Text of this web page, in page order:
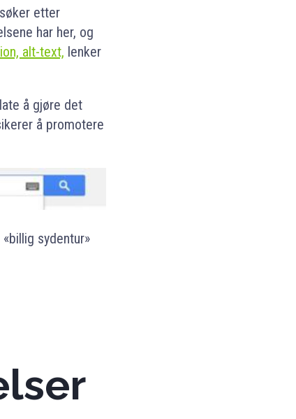
etter
har her, og
alt-text, lenker
å gjøre det
å promotere
sydentur»